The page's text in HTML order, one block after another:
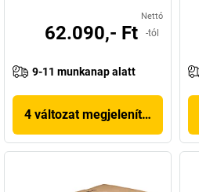
Nettó
62.090,- Ft -tól
9-11 munkanap alatt
4 változat megjelenítése